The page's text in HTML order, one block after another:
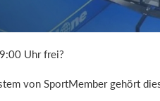
Uhr frei?
von SportMember gehört